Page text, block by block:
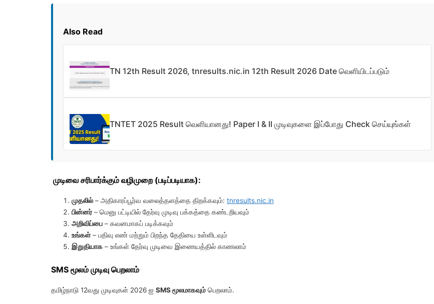
Also Read
TN 12th Result 2026, tnresults.nic.in 12th Result 2026 Date வெளியிடப்படும்
TNTET 2025 Result வெளியானது! Paper I & II முடிவுகளை இப்போது Check செய்யுங்கள்
முடிவை சரிபார்க்கும் வழிமுறை (படிப்படியாக):
முதலில்– அதிகாரப்பூர்வ வலைத்தளத்தை திறக்கவும்: tnresults.nic.in
பின்னர்– மெனு பட்டியில் தேர்வு முடிவு பக்கத்தை கண்டறியவும்
அறிவிப்பை– கவனமாகப் படிக்கவும்
உங்கள்– பதிவு எண் மற்றும் பிறந்த தேதியை உள்ளிடவும்
இறுதியாக– உங்கள் தேர்வு முடிவை இணையத்தில் காணலாம்
SMS மூலம் முடிவு பெறலாம்
தமிழ்நாடு 12வது முடிவுகள் 2026 ஐ SMS மூலமாகவும் பெறலாம்.